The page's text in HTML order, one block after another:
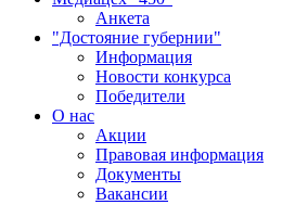
Анкета
"Достояние губернии"
Информация
Новости конкурса
Победители
О нас
Акции
Правовая информация
Документы
Вакансии